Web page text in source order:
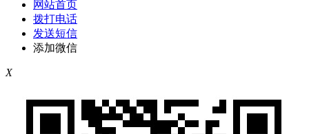
网站首页
拨打电话
发送短信
添加微信
X